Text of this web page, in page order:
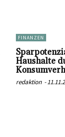
FINANZEN
Haushalte
redaktion -